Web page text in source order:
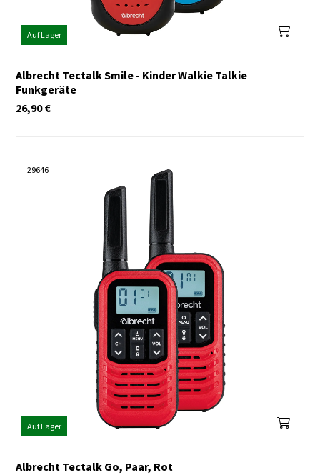
Auf Lager
Albrecht Tectalk Smile - Kinder Walkie Talkie
Funkgeräte
€
26,90
29646
Auf Lager
Albrecht Tectalk Go, Paar, Rot